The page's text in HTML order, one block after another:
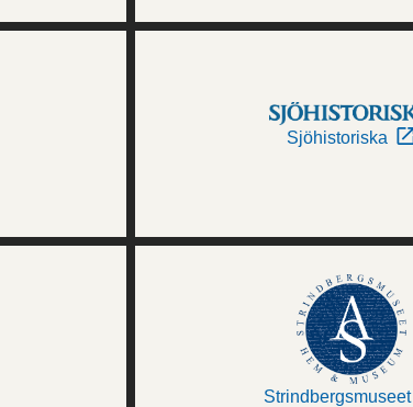
Sjöhistoriska
Strindbergsmuseet